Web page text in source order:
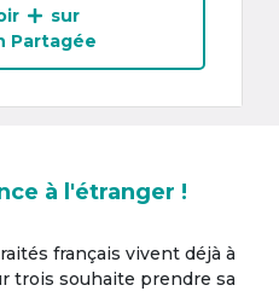
sur
Partagée
à l'étranger !
français vivent déjà à
trois souhaite prendre sa